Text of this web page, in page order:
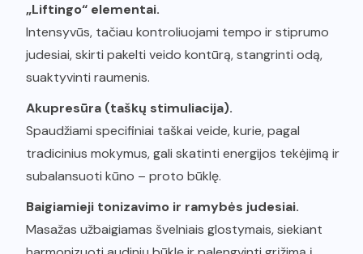
„Liftingo“ elementai.
Intensyvūs, tačiau kontroliuojami tempo ir stiprumo
judesiai, skirti pakelti veido kontūrą, stangrinti odą,
suaktyvinti raumenis.
Akupresūra (taškų stimuliacija).
Spaudžiami specifiniai taškai veide, kurie, pagal
tradicinius mokymus, gali skatinti energijos tekėjimą ir
subalansuoti kūno – proto būklę.
Baigiamieji tonizavimo ir ramybės judesiai.
Masažas užbaigiamas švelniais glostymais, siekiant